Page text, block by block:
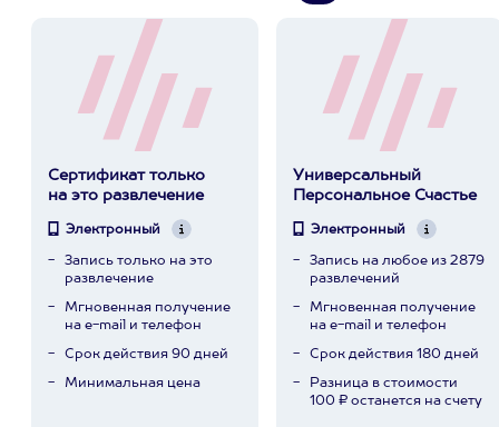
Сертификат только
на это развлечение
Электронный
Запись только на это
развлечение
Мгновенная получение
на e-mail и телефон
Срок действия 90 дней
Минимальная цена
Универсальный
Персональное Счастье
Электронный
Запись на любое из 2879
развлечений
Мгновенная получение
на e-mail и телефон
Срок действия 180 дней
Разница в стоимости
100 ₽ останется на счету